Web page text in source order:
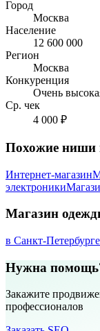
Город
Москва
Население
12 600 000
Регион
Москва
Конкуренция
Очень
Ср. чек
4 000 ₽
Похожие ниши
Интернет-магазин
электроники
Магазин
в Санкт-Петербурге
Нужна
Закажите
профессионалов